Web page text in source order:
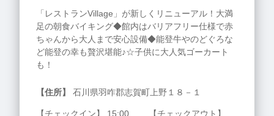
「レストランVillage」が新しくリニューアル！大満
足の朝食バイキング◆館内はバリアフリー仕様で赤
ちゃんから大人まで安心設備◆能登牛やのどぐろな
ど能登の幸も贅沢堪能♪☆子供に大人気ゴーカート
も！
【住所】 石川県羽咋郡志賀町上野１８－１
【チェックイン】 15:00 【チェックアウト】